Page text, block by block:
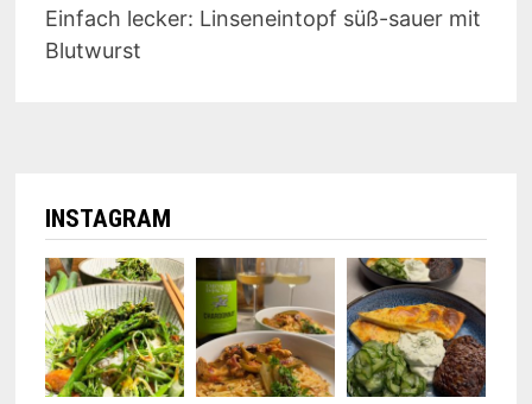
Einfach lecker: Linseneintopf süß-sauer mit
Blutwurst
INSTAGRAM